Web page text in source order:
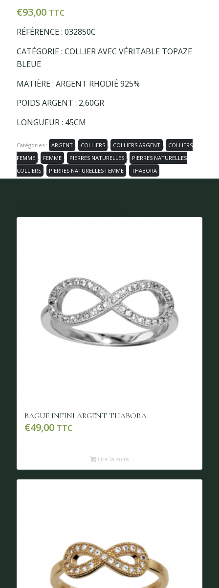
€93,00 TTC
RÉFÉRENCE : 032850C
CATÉGORIE : COLLIER AVEC VÉRITABLE TOPAZE
BLEUE
MATIÈRE : ARGENT RHODIÉ 925%
POIDS ARGENT : 2,60GR
LONGUEUR : 45CM
Catégories : ARGENT , COLLIERS , COLLIERS ARGENT ,
COLLIERS
FEMME , FEMME , PIERRES NATURELLES ,
PIERRES NATURELLES
COLLIERS , PIERRES NATURELLES FEMME , THABORA
BAGUE INFINI ARGENT THABORA
€49,00 TTC
Lire la suite